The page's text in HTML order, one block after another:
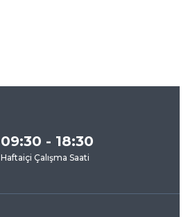
09:30 - 18:30
Haftaiçi Çalışma Saati